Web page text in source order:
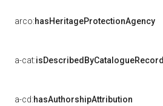
arco:hasHeritageProtectionAgency
a-cat:isDescribedByCatalogueRecord
a-cd:hasAuthorshipAttribution